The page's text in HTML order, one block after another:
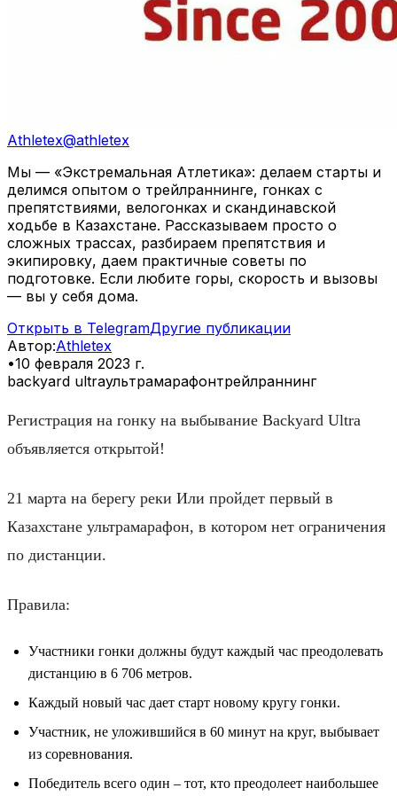
Athletex@athletex
Мы — «Экстремальная Атлетика»: делаем старты и
делимся опытом о трейлраннинге, гонках с
препятствиями, велогонках и скандинавской
ходьбе в Казахстане. Рассказываем просто о
сложных трассах, разбираем препятствия и
экипировку, даем практичные советы по
подготовке. Если любите горы, скорость и вызовы
— вы у себя дома.
Открыть в TelegramДругие публикации
Автор:Athletex
•10 февраля 2023 г.
backyard ultraультрамарафонтрейлраннинг
Регистрация на гонку на выбывание Backyard Ultra
объявляется открытой!
21 марта на берегу реки Или пройдет первый в
Казахстане ультрамарафон, в котором нет ограничения
по дистанции.
Правила:
Участники гонки должны будут каждый час преодолевать
дистанцию в 6 706 метров.
Каждый новый час дает старт новому кругу гонки.
Участник, не уложившийся в 60 минут на круг, выбывает
из соревнования.
Победитель всего один – тот, кто преодолеет наибольшее